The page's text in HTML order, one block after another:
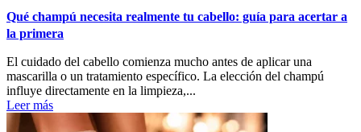
Qué champú necesita realmente tu cabello: guía para acertar a
la primera
El cuidado del cabello comienza mucho antes de aplicar una
mascarilla o un tratamiento específico. La elección del champú
influye directamente en la limpieza,...
Leer más